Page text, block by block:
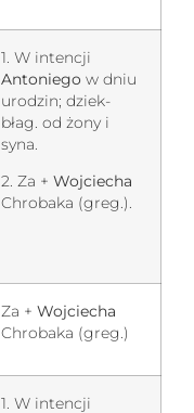
1. W intencji
Antoniego w dniu
urodzin; dziek-
błag. od żony i
syna.
2. Za + Wojciecha
Chrobaka (greg.).
Za + Wojciecha
Chrobaka (greg.)
1. W intencji